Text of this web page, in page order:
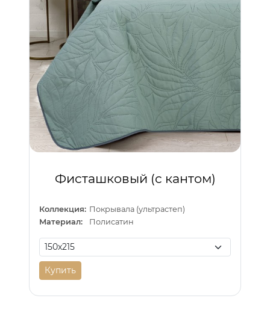
Фисташковый (с кантом)
Коллекция: Покрывала (ультрастеп)
Материал:
Полисатин
Купить